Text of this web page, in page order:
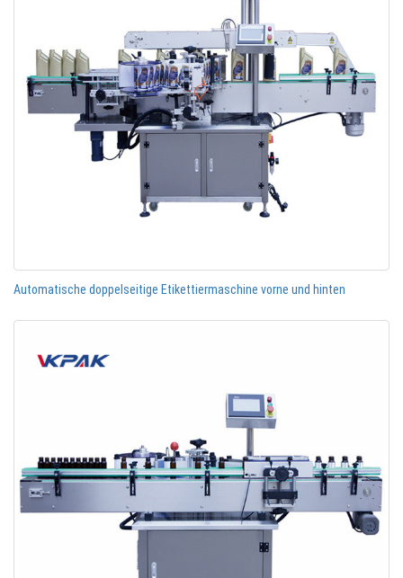
Automatische doppelseitige Etikettiermaschine vorne und hinten